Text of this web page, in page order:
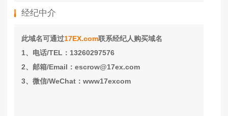
经纪中介
此域名可通过17EX.com联系经纪人购买域名
1、电话/TEL：13260297576
2、邮箱/Email：escrow@17ex.com
3、微信/WeChat：www17excom